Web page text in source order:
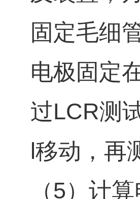
固定毛细
电极固定
过LCR测
l移动，再
（5）计